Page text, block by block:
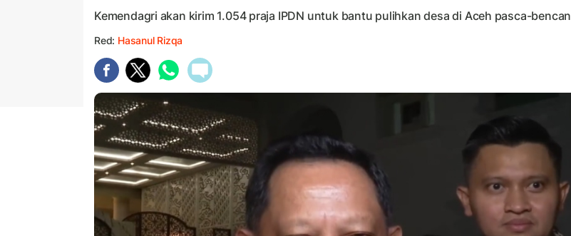
Kemendagri akan kirim 1.054 praja IPDN untuk bantu pulihkan desa di Aceh pasca-bencan
Red: Hasanul Rizqa